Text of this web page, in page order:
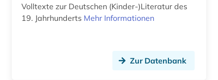
gymnasiallehrer; hochschullehrer; dramatiker;
dramatiker (1)
Volltexte zur Deutschen (Kinder-)Literatur des
19. Jahrhunderts Mehr Informationen
Zur Datenbank